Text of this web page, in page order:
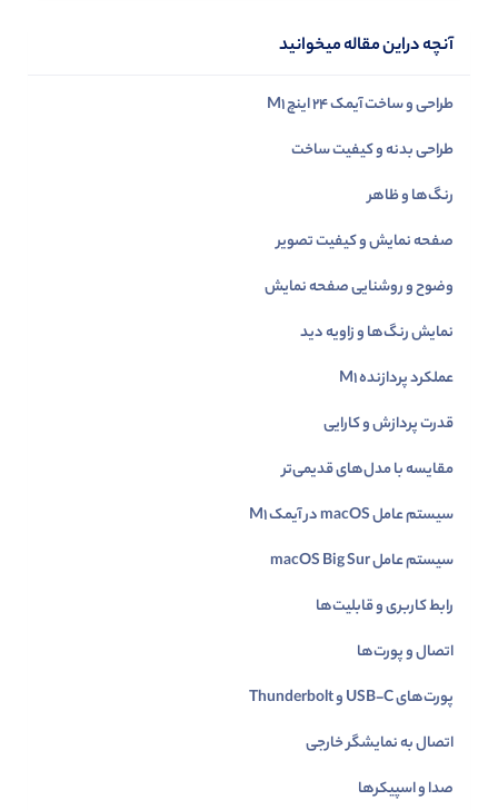
آنچه دراین مقاله میخوانید
طراحی و ساخت آیمک 24 اینچ M1
طراحی بدنه و کیفیت ساخت
رنگ‌ها و ظاهر
صفحه نمایش و کیفیت تصویر
وضوح و روشنایی صفحه نمایش
نمایش رنگ‌ها و زاویه دید
عملکرد پردازنده M1
قدرت پردازش و کارایی
مقایسه با مدل‌های قدیمی‌تر
سیستم عامل macOS در آیمک M1
سیستم عامل macOS Big Sur
رابط کاربری و قابلیت‌ها
اتصال و پورت‌ها
پورت‌های USB-C و Thunderbolt
اتصال به نمایشگر خارجی
صدا و اسپیکرها